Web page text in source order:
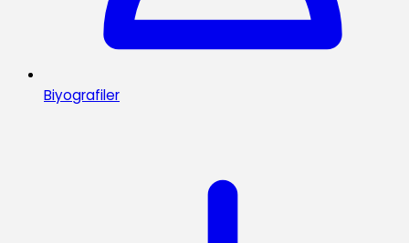
Biyografiler